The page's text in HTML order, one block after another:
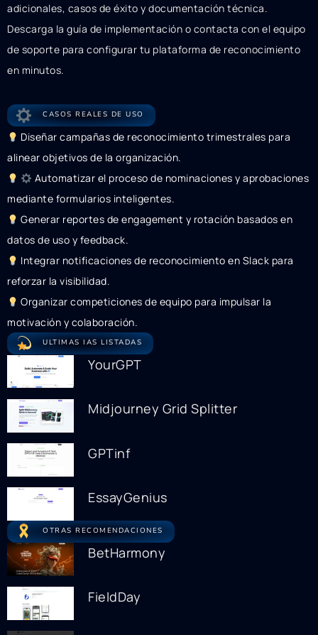
CASOS REALES DE USO
Diseñar campañas de reconocimiento trimestrales para
alinear objetivos de la organización.
Automatizar el proceso de nominaciones y aprobaciones
mediante formularios inteligentes.
Generar reportes de engagement y rotación basados en
datos de uso y feedback.
Integrar notificaciones de reconocimiento en Slack para
reforzar la visibilidad.
Organizar competiciones de equipo para impulsar la
motivación y colaboración.
ULTIMAS IAS LISTADAS
YourGPT
Midjourney Grid Splitter
GPTinf
EssayGenius
OTRAS RECOMENDACIONES
BetHarmony
FieldDay
adicionales, casos de éxito y documentación técnica.
Descarga la guía de implementación o contacta con el equipo
de soporte para configurar tu plataforma de reconocimiento
en minutos.